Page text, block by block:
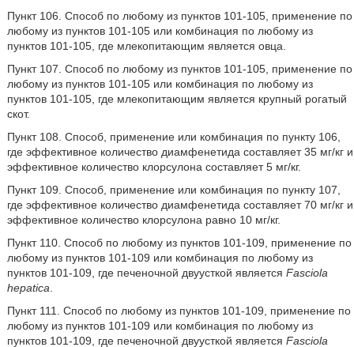
Пункт 106. Способ по любому из пунктов 101-105, применение по
любому из пунктов 101-105 или комбинация по любому из
пунктов 101-105, где млекопитающим является овца.
Пункт 107. Способ по любому из пунктов 101-105, применение по
любому из пунктов 101-105 или комбинация по любому из
пунктов 101-105, где млекопитающим является крупный рогатый
скот.
Пункт 108. Способ, применение или комбинация по пункту 106,
где эффективное количество диамфенетида составляет 35 мг/кг и
эффективное количество клорсулона составляет 5 мг/кг.
Пункт 109. Способ, применение или комбинация по пункту 107,
где эффективное количество диамфенетида составляет 70 мг/кг и
эффективное количество клорсулона равно 10 мг/кг.
Пункт 110. Способ по любому из пунктов 101-109, применение по
любому из пунктов 101-109 или комбинация по любому из
пунктов 101-109, где печеночной двуусткой является Fasciola
hepatica
Пункт 111. Способ по любому из пунктов 101-109, применение по
любому из пунктов 101-109 или комбинация по любому из
пунктов 101-109, где печеночной двуусткой является Fasciola